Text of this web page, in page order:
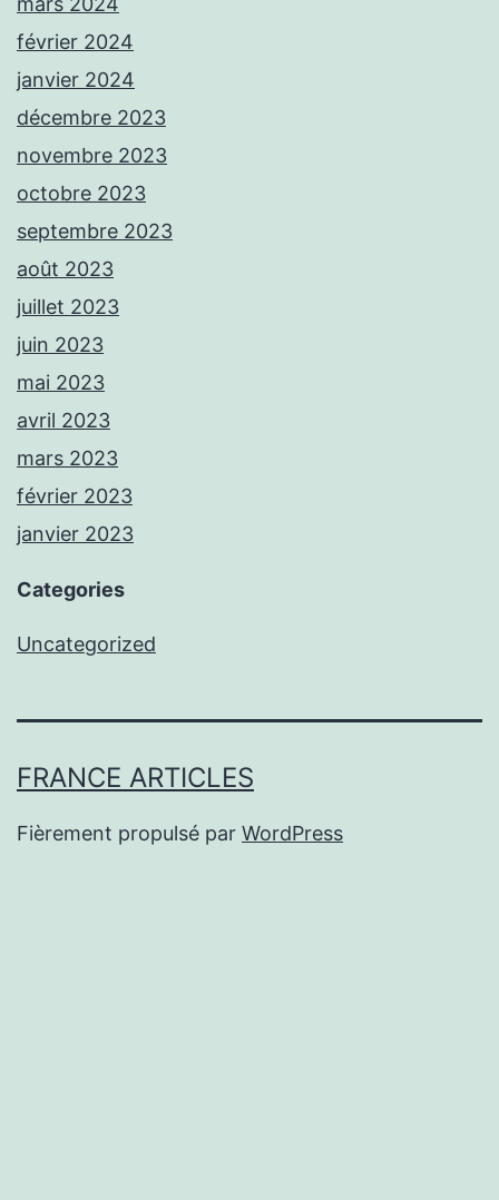
février 2024
janvier 2024
décembre 2023
novembre 2023
octobre 2023
septembre 2023
août 2023
juillet 2023
juin 2023
mai 2023
avril 2023
mars 2023
février 2023
janvier 2023
Categories
Uncategorized
FRANCE ARTICLES
Fièrement propulsé par WordPress